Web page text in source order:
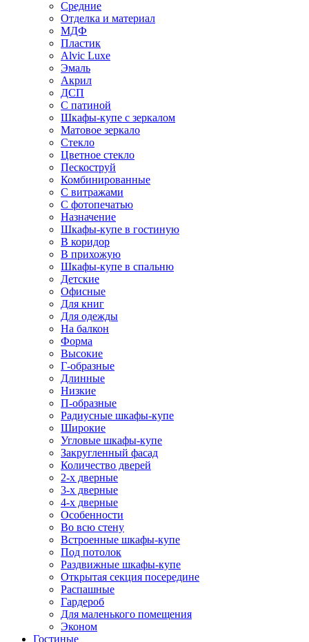
Средние
Отделка и материал
МДФ
Пластик
Alvic Luxe
Эмаль
Акрил
ДСП
С патиной
Шкафы-купе с зеркалом
Матовое зеркало
Стекло
Цветное стекло
Пескоструй
Комбинированные
С витражами
С фотопечатью
Назначение
Шкафы-купе в гостиную
В коридор
В прихожую
Шкафы-купе в спальню
Детские
Офисные
Для книг
Для одежды
На балкон
Форма
Высокие
Г-образные
Длинные
Низкие
П-образные
Радиусные шкафы-купе
Широкие
Угловые шкафы-купе
Закругленный фасад
Количество дверей
2-х дверные
3-х дверные
4-х дверные
Особенности
Во всю стену
Встроенные шкафы-купе
Под потолок
Раздвижные шкафы-купе
Открытая секция посередине
Распашные
Гардероб
Для маленького помещения
Эконом
Гостиные